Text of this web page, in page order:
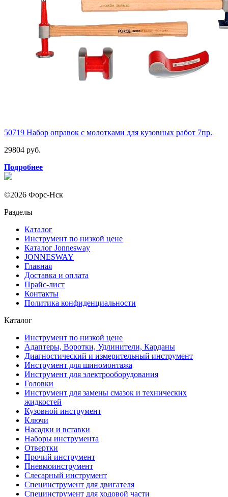
50719 Набор оправок с молотками для кузовных работ 7пр.
29804 руб.
Подробнее
©2026 Форс-Нск
Разделы
Каталог
Инструмент по низкой цене
Каталог Jonnesway
JONNESWAY
Главная
Доставка и оплата
Прайс-лист
Контакты
Политика конфиденциальности
Каталог
Инструмент по низкой цене
Адаптеры, Воротки, Удлинители, Карданы
Диагностический и измерительный инструмент
Инструмент для шиномонтажа
Инструмент для электрооборудования
Головки
Инструмент для замены смазок и технических
жидкостей
Кузовной инструмент
Ключи
Насадки и вставки
Наборы инструмента
Отвертки
Прочий инструмент
Пневмоинструмент
Слесарный инструмент
Специнструмент для двигателя
Специнструмент для ходовой части